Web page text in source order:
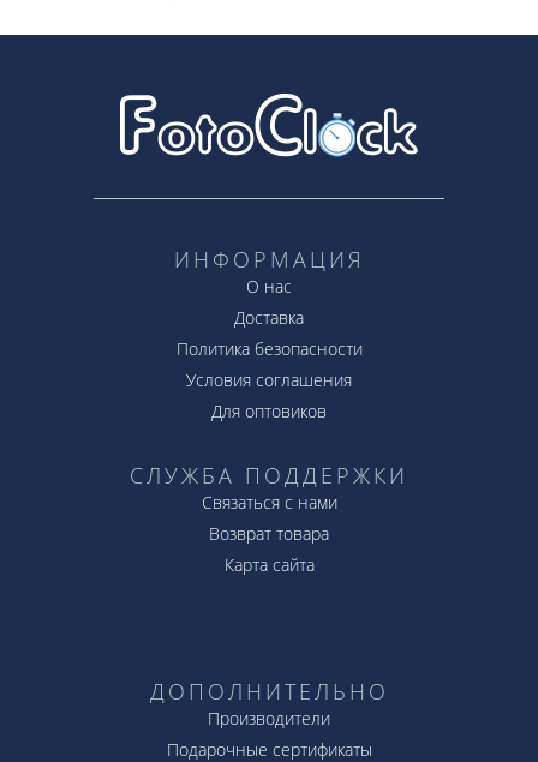
ИНФОРМАЦИЯ
О нас
Доставка
Политика безопасности
Условия соглашения
Для оптовиков
СЛУЖБА ПОДДЕРЖКИ
Связаться с нами
Возврат товара
Карта сайта
ДОПОЛНИТЕЛЬНО
Производители
Подарочные сертификаты